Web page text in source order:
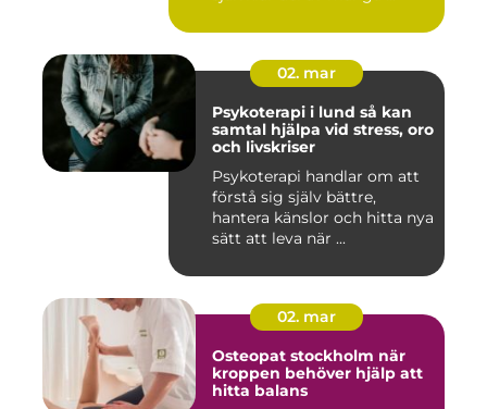
02. mar
Psykoterapi i lund så kan
samtal hjälpa vid stress, oro
och livskriser
Psykoterapi handlar om att
förstå sig själv bättre,
hantera känslor och hitta nya
sätt att leva när ...
02. mar
Osteopat stockholm när
kroppen behöver hjälp att
hitta balans